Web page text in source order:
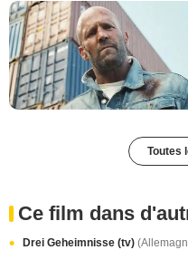
Toutes
Ce film dans
Drei Geheimnisse (tv)